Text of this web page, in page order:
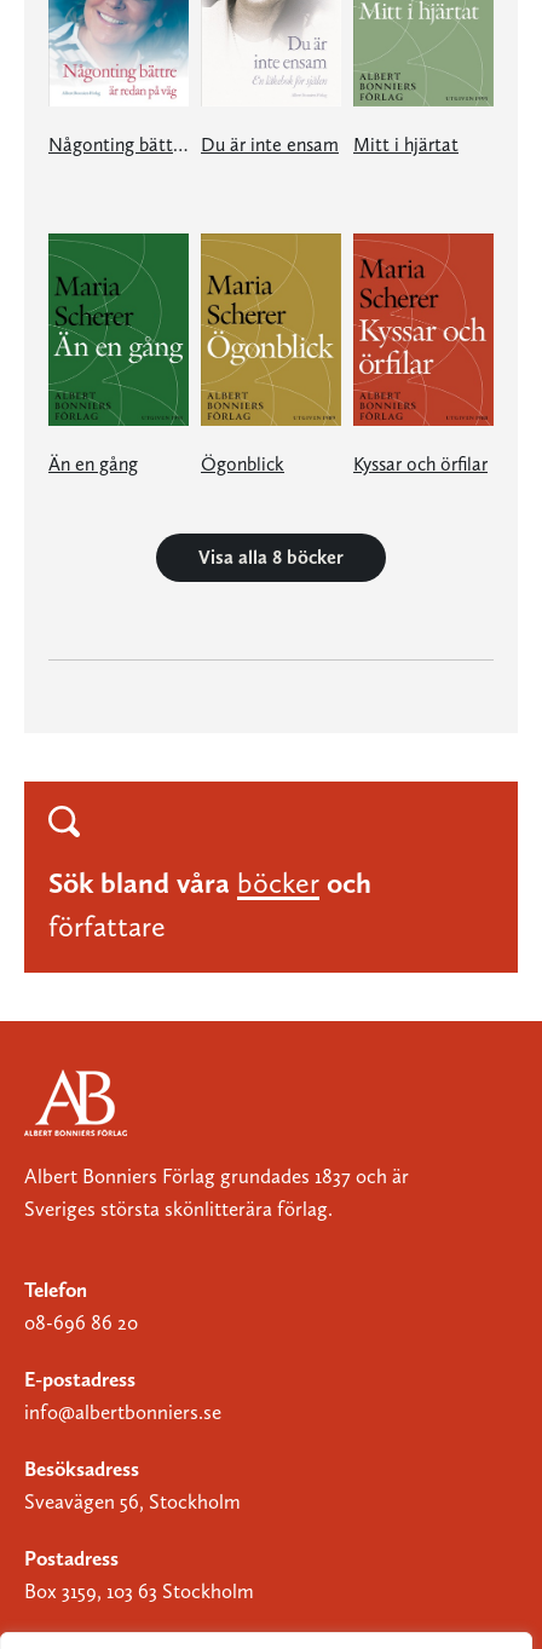
Någonting bättre är redan på väg Du är inte ensam Mitt i hjärtat
Än en gång Ögonblick Kyssar och örfilar
Visa alla 8 böcker
Sök bland våra böcker och
författare
Albert Bonniers Förlag grundades 1837 och är
Sveriges största skönlitterära förlag.
Telefon
08-696 86 20
E-postadress
info@albertbonniers.se
Besöksadress
Sveavägen 56, Stockholm
Postadress
Box 3159, 103 63 Stockholm